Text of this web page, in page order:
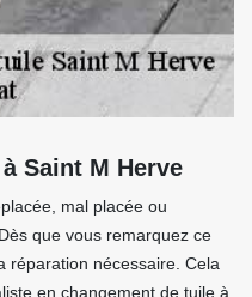
Saint M Herve
mal placée ou
que vous remarquez ce
réparation nécessaire. Cela
en changement de tuile à